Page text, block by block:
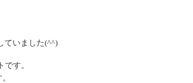
ていました(^^)
す。